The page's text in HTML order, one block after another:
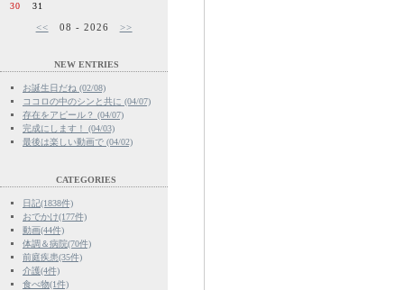
30
31
<< 08 - 2026 >>
NEW ENTRIES
お誕生日だね (02/08)
ココロの中のシンと共に (04/07)
存在をアピール？ (04/07)
完成にします！ (04/03)
最後は楽しい動画で (04/02)
CATEGORIES
日記(1838件)
おでかけ(177件)
動画(44件)
体調＆病院(70件)
前庭疾患(35件)
介護(4件)
食べ物(1件)